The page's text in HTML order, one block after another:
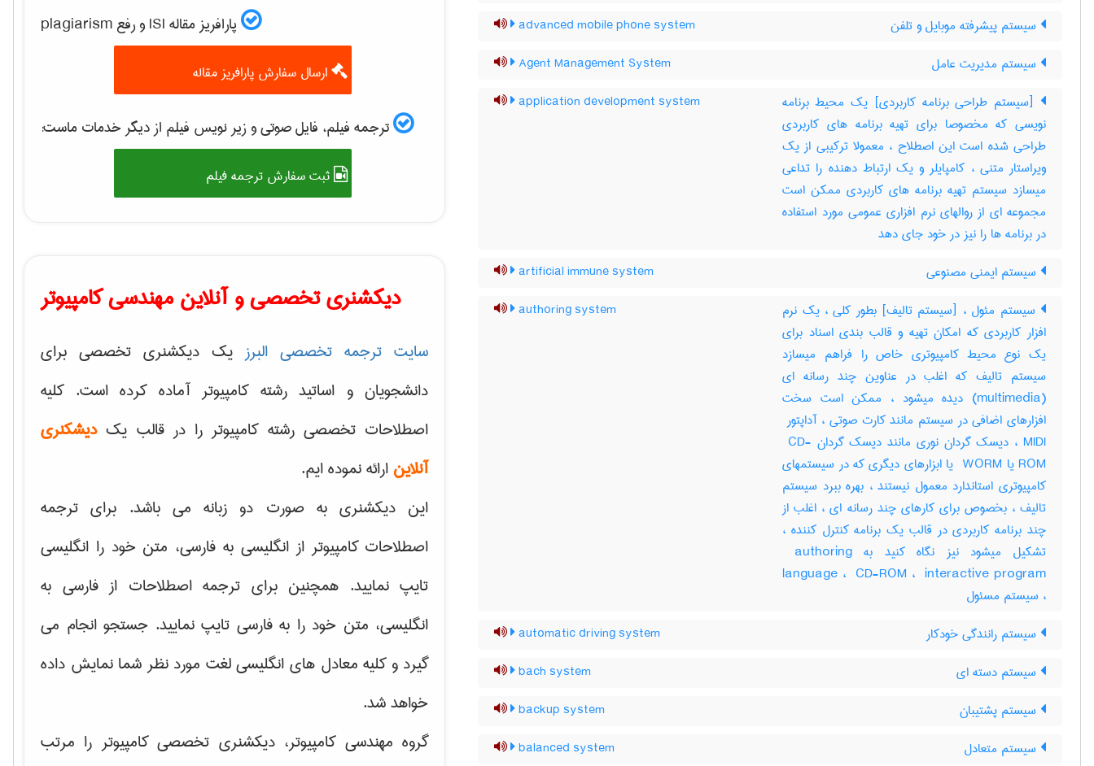
سیستم پیشرفته موبایل و تلفن advanced mobile phone system
سیستم مدیریت عامل Agent Management System
[سیستم طراحی برنامه کاربردی] یک محیط برنامه
نویسی که مخصوصا برای تهیه برنامه های کاربردی
طراحی شده است این اصطلاح ، معمولا ترکیبی از یک
ویراستار متنی ، کامپایلر و یک ارتباط دهنده را تداعی
میسازد سیستم تهیه برنامه های کاربردی ممکن است
مجموعه ای از روالهای نرم افزاری عمومی مورد استفاده
در برنامه ها را نیز در خود جای دهد
application development system
سیستم ایمنی مصنوعی artificial immune system
سیستم مئول ، [سیستم تالیف] بطور کلی ، یک نرم
افزار کاربردی که امکان تهیه و قالب بندی اسناد برای
یک نوع محیط کامپیوتری خاص را فراهم میسازد
سیستم تالیف که اغلب در عناوین چند رسانه ای
(‎multimedia) دیده میشود ، ممکن است سخت
MIDI ، دیسک گردان نوری مانند دیسک گردان ‎ CD-
ROM یا ‎ WORM یا ابزارهای دیگری که در سیستمهای
کامپیوتری استاندارد معمول نیستند ، بهره ببرد سیستم
تالیف ، بخصوص برای کارهای چند رسانه ای ، اغلب از
چند برنامه کاربردی در قالب یک برنامه کنترل کننده ،
تشکیل میشود نیز نگاه کنید به ‎ authoring
language ، ‎ CD-ROM ، ‎ interactive program
، سیستم مسئول
authoring system
سیستم رانندگی خودکار automatic driving system
سیستم دسته ای bach system
سیستم پشتیبان backup system
سیستم متعادل balanced system
پارافریز مقاله ISI و رفع plagiarism
ارسال سفارش پارافریز مقاله
ترجمه فیلم، فایل صوتی و زیر نویس فیلم از دیگر خدمات ماست:
ثبت سفارش ترجمه فیلم
دیکشنری تخصصی و آنلاین مهندسی کامپیوتر
سایت ترجمه تخصصی البرزیک دیکشنری تخصصی برای
دانشجویان و اساتید رشته کامپیوتر آماده کرده است. کلیه
اصطلاحات تخصصی رشته کامپیوتر را در قالب یکدیشکنری
آنلاین ارائه نموده ایم.
این دیکشنری به صورت دو زبانه می باشد. برای ترجمه
اصطلاحات کامپیوتر از انگلیسی به فارسی، متن خود را انگلیسی
تایپ نمایید. همچنین برای ترجمه اصطلاحات از فارسی به
انگلیسی، متن خود را به فارسی تایپ نمایید. جستجو انجام می
گیرد و کلیه معادل های انگلیسی لغت مورد نظر شما نمایش داده
خواهد شد.
گروه مهندسی کامپیوتر، دیکشنری تخصصی کامپیوتر را مرتب